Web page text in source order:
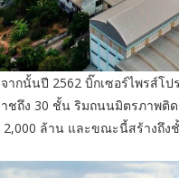
ากนั้นปี 2562 บิ๊กเซอร์ไพรส์โ
ชถึง 30 ชั้น ริมถนนมิตรภาพติ
2,000 ล้าน และขณะนี้สร้างถึง